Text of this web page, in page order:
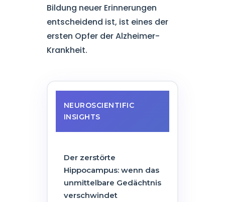
Bildung neuer Erinnerungen
entscheidend ist, ist eines der
ersten Opfer der Alzheimer-
Krankheit.
NEUROSCIENTIFIC
INSIGHTS
Der zerstörte
Hippocampus: wenn das
unmittelbare Gedächtnis
verschwindet